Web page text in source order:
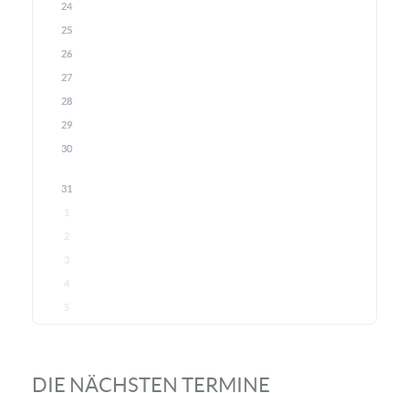
24
25
26
27
28
29
30
31
1
2
3
4
5
DIE NÄCHSTEN TERMINE